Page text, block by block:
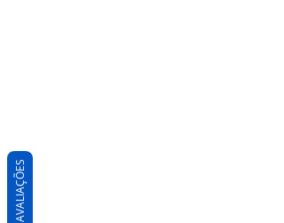
AVALIAÇÕES